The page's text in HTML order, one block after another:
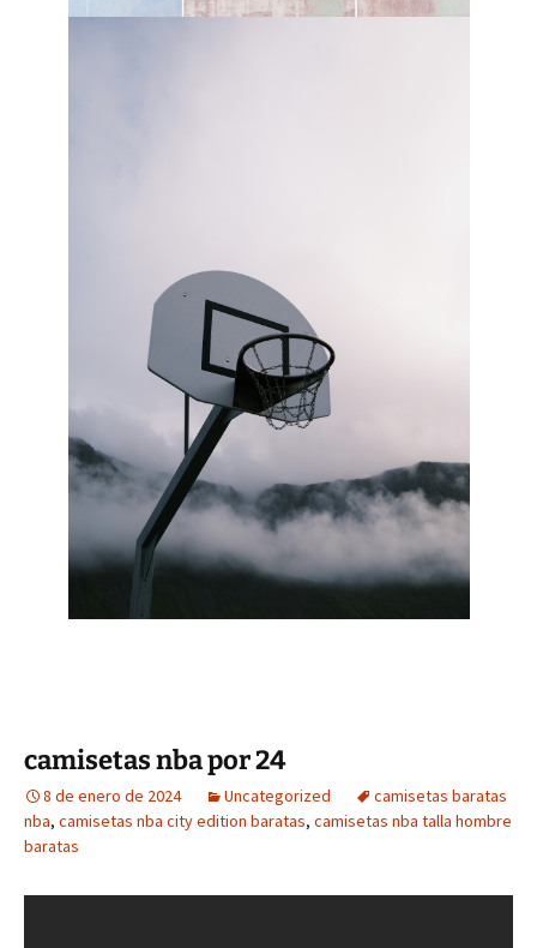
camisetas nba por 24
8 de enero de 2024 Uncategorized
camisetas baratas
nba, camisetas nba city edition baratas, camisetas nba talla hombre
baratas